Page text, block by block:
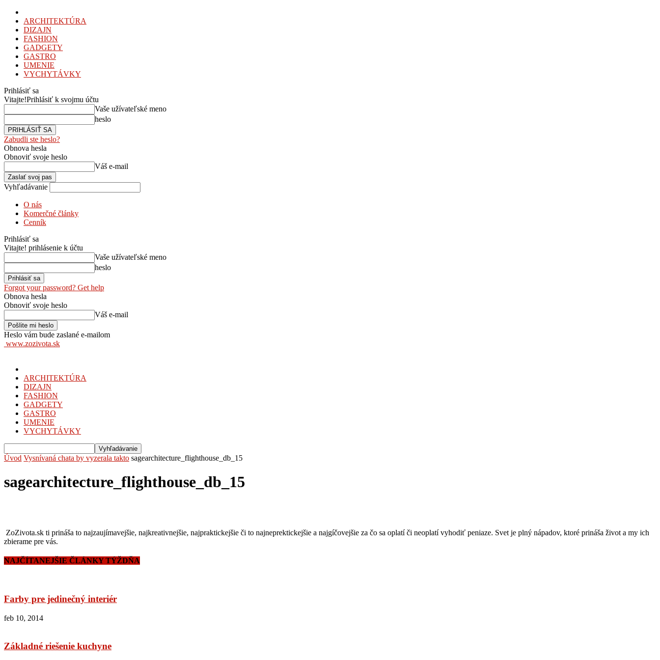
ARCHITEKTÚRA
DIZAJN
FASHION
GADGETY
GASTRO
UMENIE
VYCHYTÁVKY
Prihlásiť sa
Vitajte!Prihlásiť k svojmu účtu
Vaše užívateľské meno
heslo
Zabudli ste heslo?
Obnova hesla
Obnoviť svoje heslo
Váš e-mail
Vyhľadávanie
O nás
Komerčné články
Cenník
Prihlásiť sa
Vitajte! prihlásenie k účtu
Vaše užívateľské meno
heslo
Forgot your password? Get help
Obnova hesla
Obnoviť svoje heslo
Váš e-mail
Heslo vám bude zaslané e-mailom
www.zozivota.sk
ARCHITEKTÚRA
DIZAJN
FASHION
GADGETY
GASTRO
UMENIE
VYCHYTÁVKY
Úvod Vysnívaná chata by vyzerala takto sagearchitecture_flighthouse_db_15
sagearchitecture_flighthouse_db_15
ZoZivota.sk ti prináša to najzaujímavejšie, najkreativnejšie, najpraktickejšie či to najneprektickejšie a najgíčovejšie za čo sa oplatí či neoplatí vyhodiť peniaze. Svet je plný nápadov, ktoré prináša život a my ich
zbierame pre vás.
NAJČÍTANEJŠIE ČLÁNKY TÝŽDŇA
Farby pre jedinečný interiér
feb 10, 2014
Základné riešenie kuchyne